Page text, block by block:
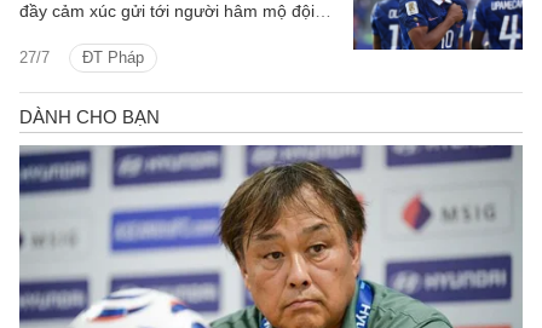
27/7 ĐT Pháp
đầy cảm xúc gửi tới người hâm mộ đội